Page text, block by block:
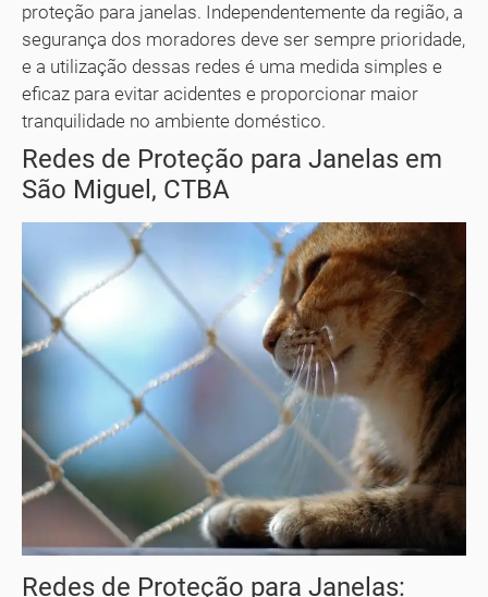
proteção para janelas. Independentemente da região, a
segurança dos moradores deve ser sempre prioridade,
e a utilização dessas redes é uma medida simples e
eficaz para evitar acidentes e proporcionar maior
tranquilidade no ambiente doméstico.
Redes de Proteção para Janelas em
São Miguel, CTBA
Redes de Proteção para Janelas: